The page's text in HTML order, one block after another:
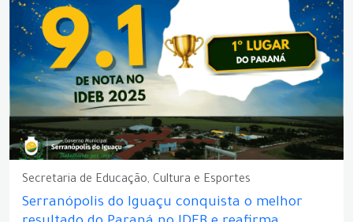
Secretaria de Educação, Cultura e Esportes
Serranópolis do Iguaçu conquista o melhor